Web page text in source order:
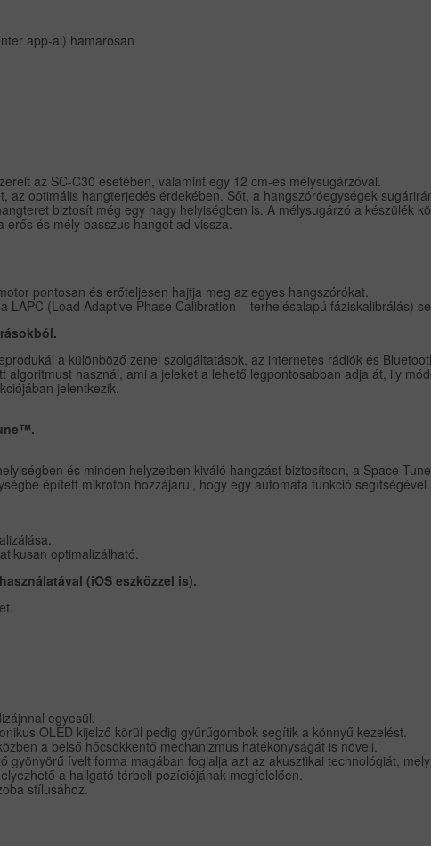
app-al) hamarosan
az SC-C30 esetében, valamint egy 12 cm-es mélysugárzóval.
az optimális hangterjedés érdekében. Sőt, a hangszóróegységek
biztosít még egy nagy helyiségben is. A mélysugárzó a készülék
és mély basszus hangot ad vissza.
pontosan és erőteljesen hajtja meg az egyes hangszórókat.
LAPC (Load Adaptive Phase Calibration – terhelésalapú fáziskalibrálás)
a különböző zenei szolgáltatások, az internetes rádiók és
használ, ami a jeleket a lehető legpontosabban adja át, ily
jelentkezik.
és minden helyzetben kiváló hangzást biztosítson, a Space
épített mikrofon hozzájárul, hogy egy automata funkció
optimalizálható.
(iOS eszközzel is).
egyesül.
OLED kijelző körül pedig gyűrűgombok segítik a könnyű kezelést.
a belső hőcsökkentő mechanizmus hatékonyságát is növeli.
ívelt forma magában foglalja azt az akusztikai technológiát,
a hallgató térbeli pozíciójának megfelelően.
stílusához.